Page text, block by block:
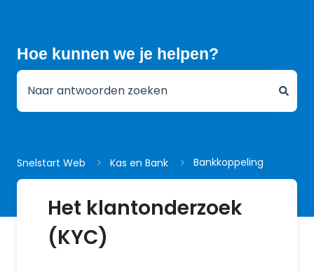
Hoe kunnen we je helpen?
Snelstart Web Kas en Bank Bankkoppeling
Het klantonderzoek
(KYC)